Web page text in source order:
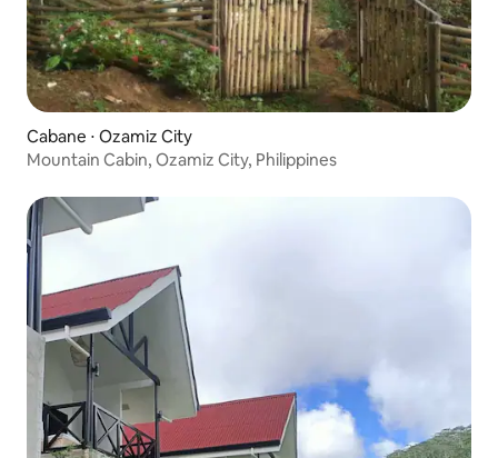
Cabane ⋅ Ozamiz City
Mountain Cabin, Ozamiz City, Philippines